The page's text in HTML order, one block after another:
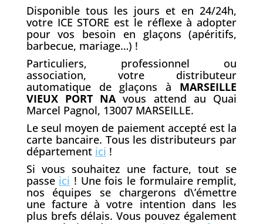
Disponible tous les jours et en 24/24h,
votre ICE STORE est le réflexe à adopter
pour vos besoin en glaçons (apéritifs,
barbecue, mariage…) !
Particuliers, professionnel ou
association, votre distributeur
automatique de glaçons à MARSEILLE
VIEUX PORT NAvous attend au Quai
Marcel Pagnol, 13007 MARSEILLE.
Le seul moyen de paiement accepté est la
carte bancaire. Tous les distributeurs par
département ici !
Si vous souhaitez une facture, tout se
passe ici ! Une fois le formulaire remplit,
nos équipes se chargerons d\’émettre
une facture à votre intention dans les
plus brefs délais. Vous pouvez également